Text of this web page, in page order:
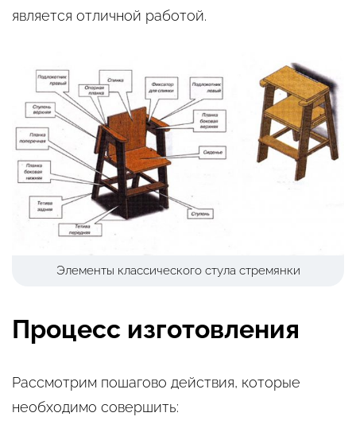
является отличной работой.
Элементы классического стула стремянки
Процесс изготовления
Рассмотрим пошагово действия, которые
необходимо совершить: